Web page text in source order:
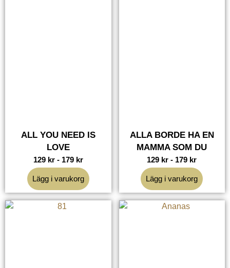
ALL YOU NEED IS
LOVE
129 kr- 179 kr
Lägg i varukorg
ALLA BORDE HA EN
MAMMA SOM DU
129 kr - 179 kr
Lägg i varukorg